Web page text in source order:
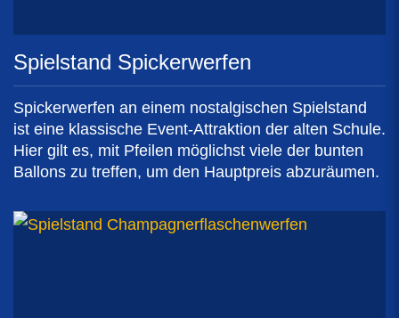
Spielstand Spickerwerfen
Spickerwerfen an einem nostalgischen Spielstand
ist eine klassische Event-Attraktion der alten Schule.
Hier gilt es, mit Pfeilen möglichst viele der bunten
Ballons zu treffen, um den Hauptpreis abzuräumen.